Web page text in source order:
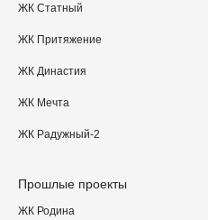
ЖК Статный
ЖК Притяжение
ЖК Династия
ЖК Мечта
ЖК Радужный-2
Прошлые проекты
ЖК Родина